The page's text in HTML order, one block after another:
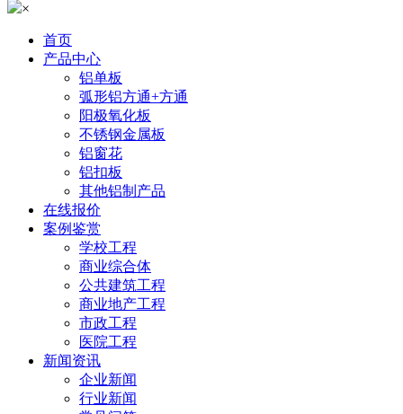
×
首页
产品中心
铝单板
弧形铝方通+方通
阳极氧化板
不锈钢金属板
铝窗花
铝扣板
其他铝制产品
在线报价
案例鉴赏
学校工程
商业综合体
公共建筑工程
商业地产工程
市政工程
医院工程
新闻资讯
企业新闻
行业新闻